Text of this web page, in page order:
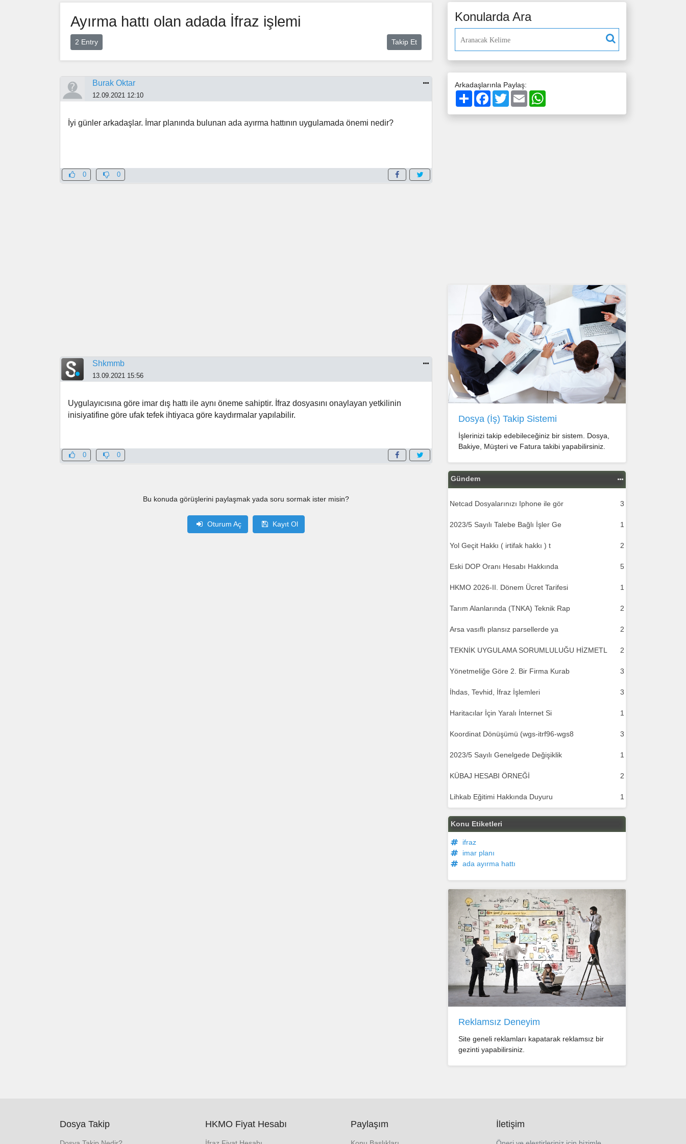
Ayırma hattı olan adada İfraz işlemi
Takip Et
2 Entry
Burak Oktar
12.09.2021 12:10
İyi günler arkadaşlar. İmar planında bulunan ada ayırma hattının uygulamada önemi nedir?
0 0
Shkmmb
13.09.2021 15:56
Uygulayıcısına göre imar dış hattı ile aynı öneme sahiptir. İfraz dosyasını onaylayan yetkilinin
inisiyatifine göre ufak tefek ihtiyaca göre kaydırmalar yapılabilir.
0 0
Bu konuda görüşlerini paylaşmak yada soru sormak ister misin?
Oturum Aç Kayıt Ol
Konularda Ara
Arkadaşlarınla Paylaş:
PaylaşFacebook
TwitterEmail
Dosya (İş) Takip Sistemi
İşlerinizi takip edebileceğiniz bir sistem. Dosya,
Bakiye, Müşteri ve Fatura takibi yapabilirsiniz.
Gündem
Netcad Dosyalarınızı Iphone ile gör 3
2023/5 Sayılı Talebe Bağlı İşler Ge 1
Yol Geçit Hakkı ( irtifak hakkı ) t 2
Eski DOP Oranı Hesabı Hakkında 5
HKMO 2026-II. Dönem Ücret Tarifesi 1
Tarım Alanlarında (TNKA) Teknik Rap 2
Arsa vasıflı plansız parsellerde ya 2
TEKNİK UYGULAMA SORUMLULUĞU HİZMETL 2
Yönetmeliğe Göre 2. Bir Firma Kurab 3
İhdas, Tevhid, İfraz İşlemleri 3
Haritacılar İçin Yaralı İnternet Si 1
Koordinat Dönüşümü (wgs-itrf96-wgs8 3
2023/5 Sayılı Genelgede Değişiklik 1
KÜBAJ HESABI ÖRNEĞİ 2
Lihkab Eğitimi Hakkında Duyuru 1
Konu Etiketleri
ifraz
imar planı
ada ayırma hattı
Reklamsız Deneyim
Site geneli reklamları kapatarak reklamsız bir
gezinti yapabilirsiniz.
Dosya Takip HKMO Fiyat Hesabı Paylaşım İletişim